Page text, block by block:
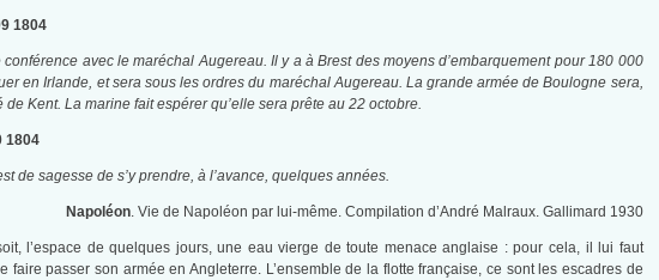
1804
avec le maréchal Augereau. Il y a à Brest des moyens d’embarquement pour 180 000
en Irlande, et sera sous les ordres du maréchal Augereau. La grande armée de Boulogne sera,
Kent. La marine fait espérer qu’elle sera prête au 22 octobre.
1804
de sagesse de s’y prendre, à l’avance, quelques années.
Napoléon. Vie de Napoléon par lui-même. Compilation d’André Malraux. Gallimard 1930
l’espace de quelques jours, une eau vierge de toute menace anglaise : pour cela, il lui faut
faire passer son armée en Angleterre. L’ensemble de la flotte française, ce sont les escadres de